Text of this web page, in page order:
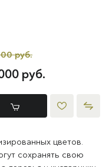
руб.
руб.
цветов.
сохранять свою